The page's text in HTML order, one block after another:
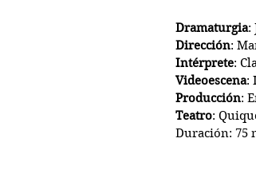
Dramaturgia:
Dirección:
Intérprete:
Videoescena:
Producción:
Teatro:
Duración: 75